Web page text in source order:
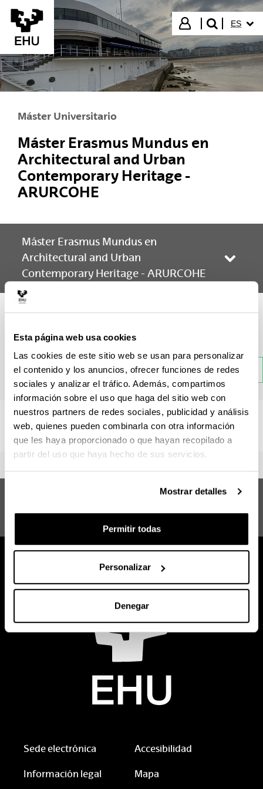
Esta página web usa cookies
Las cookies de este sitio web se usan para personalizar
el contenido y los anuncios, ofrecer funciones de redes
sociales y analizar el tráfico. Además, compartimos
información sobre el uso que haga del sitio web con
nuestros partners de redes sociales, publicidad y análisis
web, quienes pueden combinarla con otra información
que les haya proporcionado o que hayan recopilado a
partir del uso que haya hecho de sus servicios.
Mostrar detalles
Permitir todas
Personalizar
Denegar
Saltar al contenido principal
Iniciar sesión
buscar"
ES
Máster Universitario
Máster Erasmus Mundus en
Architectural and Urban
Contemporary Heritage -
ARURCOHE
Máster Erasmus Mundus en
Architectural and Urban
Contemporary Heritage - ARURCOHE
Materia
Atrás
No hay información disponible sobre esta sección.
Máster Universitario Erasmus Mundus
Sede electrónica Accesibilidad
Información legal Mapa